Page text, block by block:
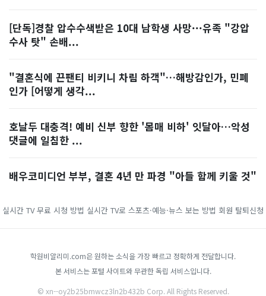
[단독]경찰 압수수색받은 10대 남학생 사망···유족 "강압
수사 탓" 손배...
"결혼식에 끈팬티 비키니 차림 하객"…해방감인가, 민폐
인가 [어떻게 생각...
호날두 대충격! 예비 신부 향한 '몸매 비하' 잇달아…악성
댓글에 일침한 ...
배우코미디언 부부, 결혼 4년 만 파경 "아들 함께 키울 것"
실시간 TV 무료 시청 방법 실시간 TV로 스포츠·예능·뉴스 보는 방법 회원 탈퇴신청
학원비알리미.com은 원하는 소식을 가장 빠르고 정확하게 전달합니다.
본 서비스는 포털 사이트와 무관한 독립 서비스입니다.
© xn--oy2b25bmwcz3ln2b432b Corp. All Rights Reserved.